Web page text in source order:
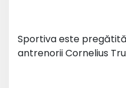
Sportiva este
antrenorii Cornelius